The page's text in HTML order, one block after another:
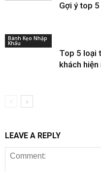
Gợi ý top
Bánh Kẹo Nhập
Khẩu
Top 5 loại
khách hiện
LEAVE A REPLY